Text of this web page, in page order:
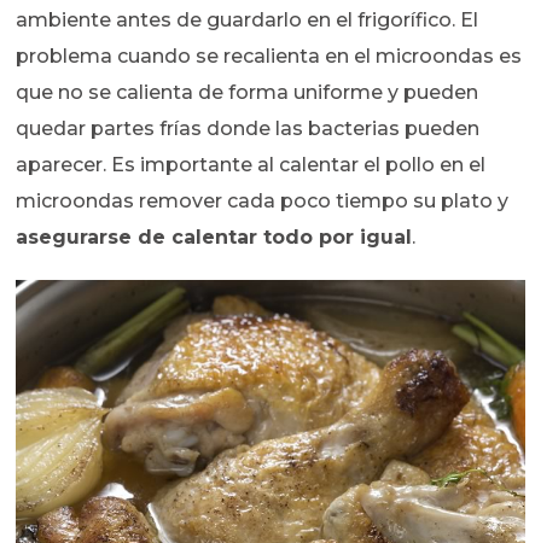
ambiente antes de guardarlo en el frigorífico. El
problema cuando se recalienta en el microondas es
que no se calienta de forma uniforme y pueden
quedar partes frías donde las bacterias pueden
aparecer. Es importante al calentar el pollo en el
microondas remover cada poco tiempo su plato y
asegurarse de calentar todo por igual.